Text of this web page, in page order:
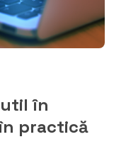
util în
practică